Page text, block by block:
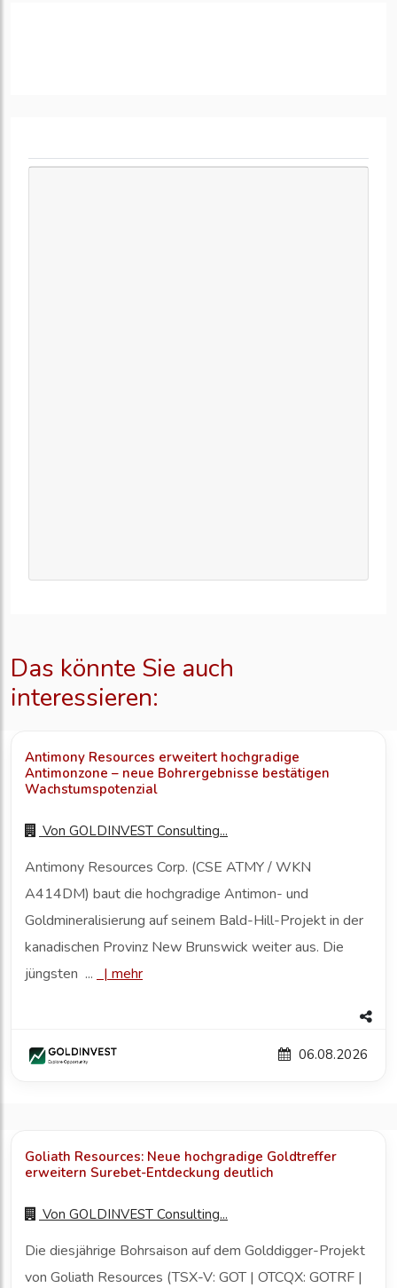
Das könnte Sie auch
interessieren:
Antimony Resources erweitert hochgradige
Antimonzone – neue Bohrergebnisse bestätigen
Wachstumspotenzial
Von GOLDINVEST Consulting...
Antimony Resources Corp. (CSE ATMY / WKN
A414DM) baut die hochgradige Antimon- und
Goldmineralisierung auf seinem Bald-Hill-Projekt in der
kanadischen Provinz New Brunswick weiter aus. Die
jüngsten ...
| mehr
06.08.2026
Goliath Resources: Neue hochgradige Goldtreffer
erweitern Surebet-Entdeckung deutlich
Von GOLDINVEST Consulting...
Die diesjährige Bohrsaison auf dem Golddigger-Projekt
von Goliath Resources (TSX-V: GOT | OTCQX: GOTRF |